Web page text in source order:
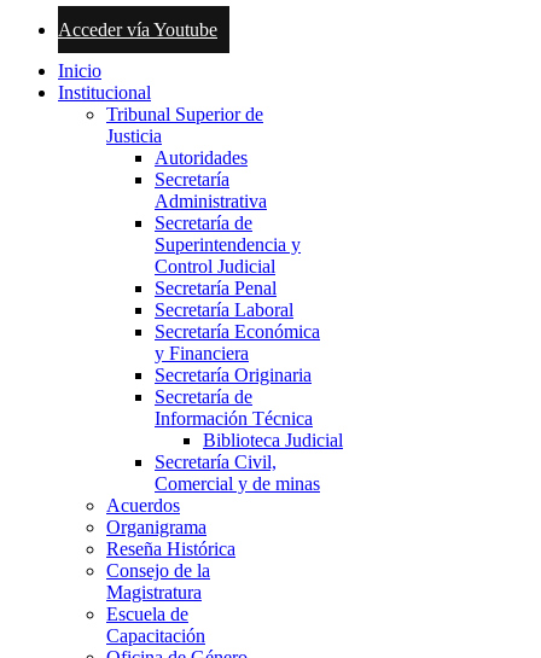
Acceder vía Youtube
Inicio
Institucional
Tribunal Superior de
Justicia
Autoridades
Secretaría
Administrativa
Secretaría de
Superintendencia y
Control Judicial
Secretaría Penal
Secretaría Laboral
Secretaría Económica
y Financiera
Secretaría Originaria
Secretaría de
Información Técnica
Biblioteca Judicial
Secretaría Civil,
Comercial y de minas
Acuerdos
Organigrama
Reseña Histórica
Consejo de la
Magistratura
Escuela de
Capacitación